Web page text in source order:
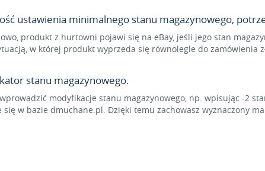
ustawienia minimalnego stanu magazynowego,
produkt z hurtowni pojawi się na eBay, jeśli jego stan
w której produkt wyprzeda się równolegle do zamówienia
stanu magazynowego.
modyfikacje stanu magazynowego, np. wpisując -2
się w bazie dmuchane.pl. Dzięki temu zachowasz wyznaczony